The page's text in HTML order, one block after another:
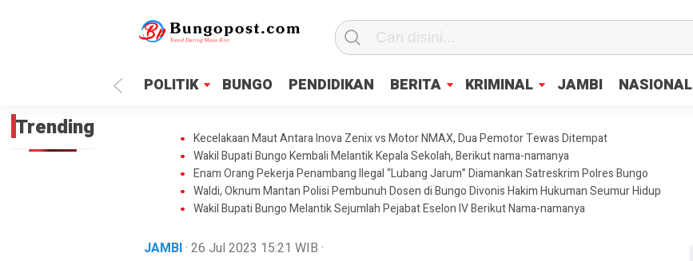
POLITIK BUNGO PENDIDIKAN BERITA KRIMINAL JAMBI NASIONAL
Kecelakaan Maut Antara Inova Zenix vs Motor NMAX, Dua Pemotor Tewas Ditempat
Wakil Bupati Bungo Kembali Melantik Kepala Sekolah, Berikut nama-namanya
Enam Orang Pekerja Penambang Ilegal “Lubang Jarum” Diamankan Satreskrim Polres Bungo
Waldi, Oknum Mantan Polisi Pembunuh Dosen di Bungo Divonis Hakim Hukuman Seumur Hidup
Wakil Bupati Bungo Melantik Sejumlah Pejabat Eselon IV Berikut Nama-namanya
Trending
JAMBI· 26 Jul 2023 15:21 WIB ·